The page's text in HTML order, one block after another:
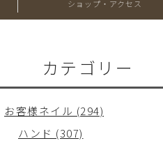
ショップ・アクセス
カテゴリー
お客様ネイル (294)
ハンド (307)